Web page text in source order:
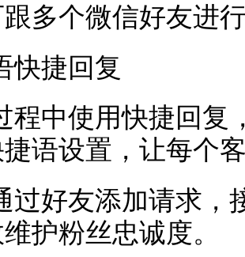
多个微信好友进
快捷回复
程中使用快捷回复
语设置，让每个
过好友添加请求，
护粉丝忠诚度。